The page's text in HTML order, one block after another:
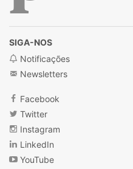
SIGA-NOS
Notificações
Newsletters
Facebook
Twitter
Instagram
LinkedIn
YouTube